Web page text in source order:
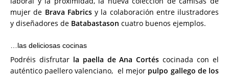
mujer de Brava Fabricsy la colaboración entre ilustradores
y diseñadores de Batabastason cuatro buenos ejemplos.
…las deliciosas cocinas
Podréis disfrutar la paella de Ana Cortés cocinada con el
auténtico paellero valenciano, el mejor pulpo gallego de los